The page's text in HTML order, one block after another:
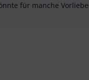
für manche